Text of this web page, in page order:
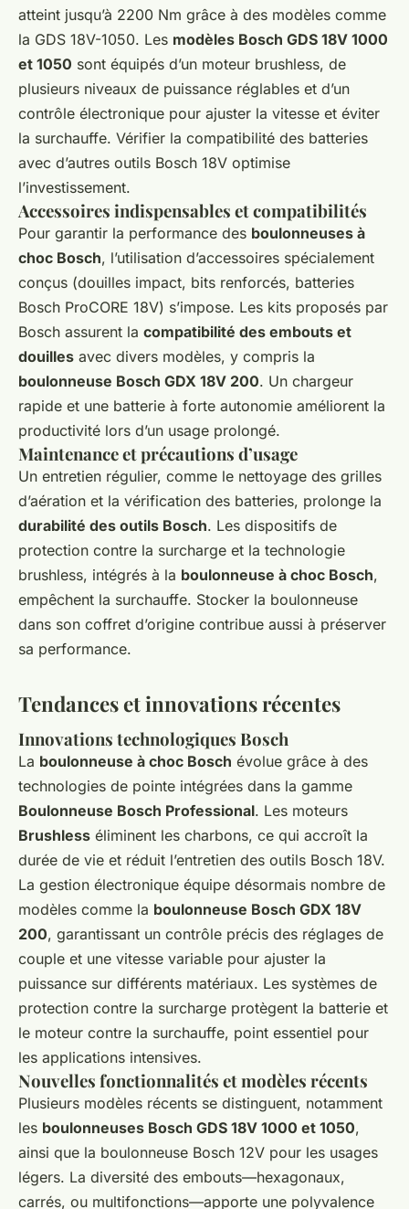
atteint jusqu’à 2200 Nm grâce à des modèles comme
la GDS 18V-1050. Les modèles Bosch GDS 18V 1000
et 1050 sont équipés d’un moteur brushless, de
plusieurs niveaux de puissance réglables et d’un
contrôle électronique pour ajuster la vitesse et éviter
la surchauffe. Vérifier la compatibilité des batteries
avec d’autres outils Bosch 18V optimise
l’investissement.
Accessoires indispensables et compatibilités
Pour garantir la performance des boulonneuses à
choc Bosch, l’utilisation d’accessoires spécialement
conçus (douilles impact, bits renforcés, batteries
Bosch ProCORE 18V) s’impose. Les kits proposés par
Bosch assurent la compatibilité des embouts et
douilles avec divers modèles, y compris la
boulonneuse Bosch GDX 18V 200. Un chargeur
rapide et une batterie à forte autonomie améliorent la
productivité lors d’un usage prolongé.
Maintenance et précautions d’usage
Un entretien régulier, comme le nettoyage des grilles
d’aération et la vérification des batteries, prolonge la
durabilité des outils Bosch. Les dispositifs de
protection contre la surcharge et la technologie
brushless, intégrés à la boulonneuse à choc Bosch,
empêchent la surchauffe. Stocker la boulonneuse
dans son coffret d’origine contribue aussi à préserver
sa performance.
Tendances et innovations récentes
Innovations technologiques Bosch
La boulonneuse à choc Bosch évolue grâce à des
technologies de pointe intégrées dans la gamme
Boulonneuse Bosch Professional. Les moteurs
Brushless éliminent les charbons, ce qui accroît la
durée de vie et réduit l’entretien des outils Bosch 18V.
La gestion électronique équipe désormais nombre de
modèles comme la boulonneuse Bosch GDX 18V
200, garantissant un contrôle précis des réglages de
couple et une vitesse variable pour ajuster la
puissance sur différents matériaux. Les systèmes de
protection contre la surcharge protègent la batterie et
le moteur contre la surchauffe, point essentiel pour
les applications intensives.
Nouvelles fonctionnalités et modèles récents
Plusieurs modèles récents se distinguent, notamment
les boulonneuses Bosch GDS 18V 1000 et 1050,
ainsi que la boulonneuse Bosch 12V pour les usages
légers. La diversité des embouts—hexagonaux,
carrés, ou multifonctions—apporte une polyvalence